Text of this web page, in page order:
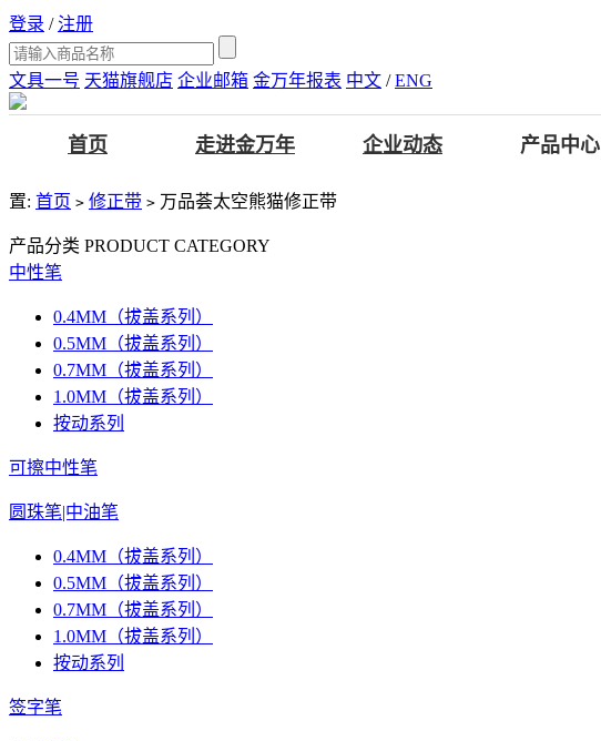
登录 / 注册
文具一号 天猫旗舰店 企业邮箱 金万年报表 中文 / ENG
首页 走进金万年 企业动态 产品中心
置: 首页 > 修正带 > 万品荟太空熊猫修正带
产品分类 PRODUCT CATEGORY
中性笔
0.4MM（拔盖系列）
0.5MM（拔盖系列）
0.7MM（拔盖系列）
1.0MM（拔盖系列）
按动系列
可擦中性笔
圆珠笔|中油笔
0.4MM（拔盖系列）
0.5MM（拔盖系列）
0.7MM（拔盖系列）
1.0MM（拔盖系列）
按动系列
签字笔